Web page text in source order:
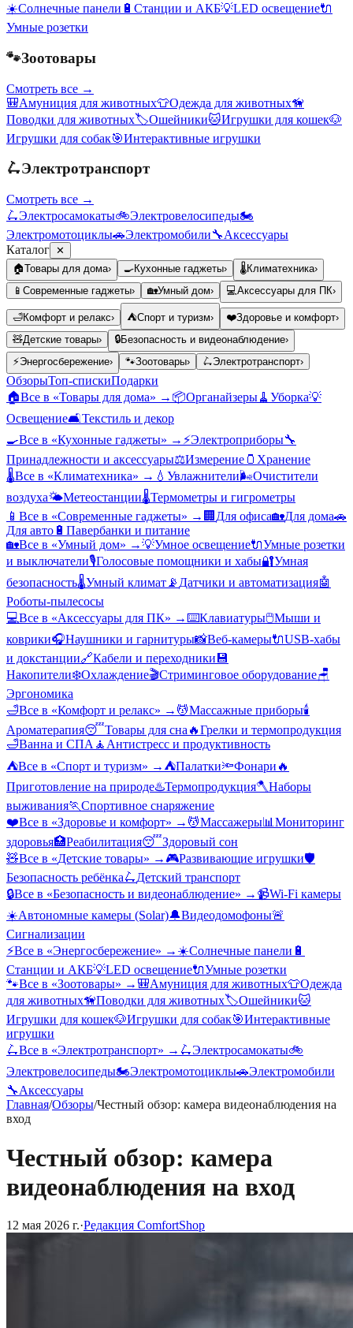
☀️Солнечные панели 🔋 Станции и АКБ💡LED освещение🔌
Умные розетки
🐾Зоотовары
Смотреть все →
🎒Амуниция для животных👕Одежда для животных🦮
Поводки для животных🏷️Ошейники🐱Игрушки для кошек🐶
Игрушки для собак🎯Интерактивные игрушки
🛴Электротранспорт
Смотреть все →
🛴Электросамокаты🚲Электровелосипеды🏍️
Электромотоциклы🚗Электромобили🔧Аксессуары
Каталог ✕
🏠Товары для дома› 🍳Кухонные гаджеты› 🌡️Климатехника›
📱 Современные гаджеты› 🏡Умный дом› 💻Аксессуары для ПК›
🛁Комфорт и релакс› ⛺Спорт и туризм› ❤️Здоровье и комфорт›
🧸Детские товары› 🔒Безопасность и видеонаблюдение›
⚡Энергосбережение› 🐾Зоотовары› 🛴Электротранспорт›
ОбзорыТоп-спискиПодарки
🏠Все в «Товары для дома» → 📦Органайзеры🧹 Уборка💡
Освещение🛋️Текстиль и декор
🍳Все в «Кухонные гаджеты» → ⚡Электроприборы🔧
Принадлежности и аксессуары⚖️Измерение 🫙 Хранение
🌡️Все в «Климатехника» → 💧 Увлажнители🌬️Очистители
воздуха🌤️Метеостанции🌡️Термометры и гигрометры
📱 Все в «Современные гаджеты» → 🏢 Для офиса🏡Для дома🚗
Для авто 🔋 Павербанки и питание
🏡Все в «Умный дом» →💡Умное освещение🔌Умные розетки
и выключатели🎙️Голосовые помощники и хабы🔐Умная
безопасность🌡️Умный климат 📡 Датчики и автоматизация🤖
Роботы-пылесосы
💻Все в «Аксессуары для ПК» →⌨️Клавиатуры🖱️Мыши и
коврики🎧Наушники и гарнитуры📸Веб-камеры🔌USB-хабы
и докстанции🔗Кабели и переходники 💾
Накопители❄️Охлаждение🎬Стриминговое оборудование🪑
Эргономика
🛁Все в «Комфорт и релакс» → 💆Массажные приборы🕯️
Ароматерапия😴Товары для сна 🔥Грелки и термопродукция
🛁Ванна и СПА 🧘 Антистресс и продуктивность
⛺Все в «Спорт и туризм» → ⛺Палатки🔦Фонари 🔥
Приготовление на природе♨️Термопродукция🪓Наборы
выживания🏃Спортивное снаряжение
❤️Все в «Здоровье и комфорт» → 💆Массажеры📊 Мониторинг
здоровья🏥Реабилитация😴Здоровый сон
🧸Все в «Детские товары» → 🎮Развивающие игрушки🛡️
Безопасность ребёнка🛴Детский транспорт
🔒Все в «Безопасность и видеонаблюдение» → 📹Wi-Fi камеры
☀️Автономные камеры (Solar)🔔Видеодомофоны🚨
Сигнализации
⚡Все в «Энергосбережение» → ☀️Солнечные панели 🔋
Станции и АКБ💡LED освещение🔌Умные розетки
🐾Все в «Зоотовары» → 🎒Амуниция для животных👕Одежда
для животных🦮Поводки для животных🏷️Ошейники🐱
Игрушки для кошек🐶Игрушки для собак🎯Интерактивные
игрушки
🛴Все в «Электротранспорт» → 🛴Электросамокаты🚲
Электровелосипеды🏍️Электромотоциклы🚗Электромобили
🔧Аксессуары
Главная/Обзоры/Честный обзор: камера видеонаблюдения на
вход
Честный обзор: камера
видеонаблюдения на вход
12 мая 2026 г.·Редакция ComfortShop